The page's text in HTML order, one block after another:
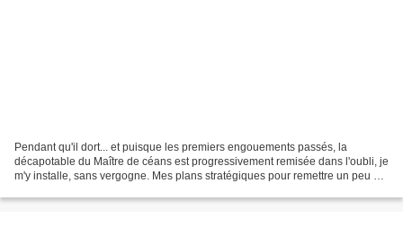
Pendant qu'il dort... et puisque les premiers engouements passés, la
décapotable du Maître de céans est progressivement remisée dans l'oubli, je
m'y installe, sans vergogne. Mes plans stratégiques pour remettre un peu de